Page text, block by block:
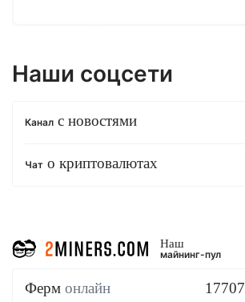
Наши соцсети
Канал с новостями
Чат о криптовалютах
Наш
майнинг-пул
Ферм онлайн 17707